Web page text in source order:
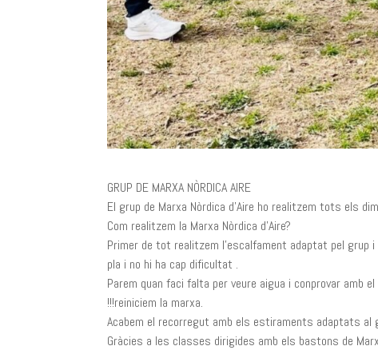
GRUP DE MARXA NÒRDICA AIRE
El grup de Marxa Nòrdica d’Aire ho realitzem tots els
Com realitzem la Marxa Nòrdica d’Aire?
Primer de tot realitzem l’escalfament adaptat pel grup
pla i no hi ha cap dificultat .
Parem quan faci falta per veure aigua i conprovar
!!!reiniciem la marxa.
Acabem el recorregut amb els estiraments adaptats al
Gràcies a les classes dirigides amb els bastons de